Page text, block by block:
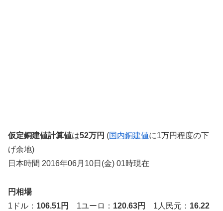
仮定銅建値計算値は52万円 (国内銅建値に1万円程度の下
げ余地)
日本時間 2016年06月10日(金) 01時現在
円相場
1ドル： 106.51円 1ユーロ： 120.63円 1人民元： 16.22